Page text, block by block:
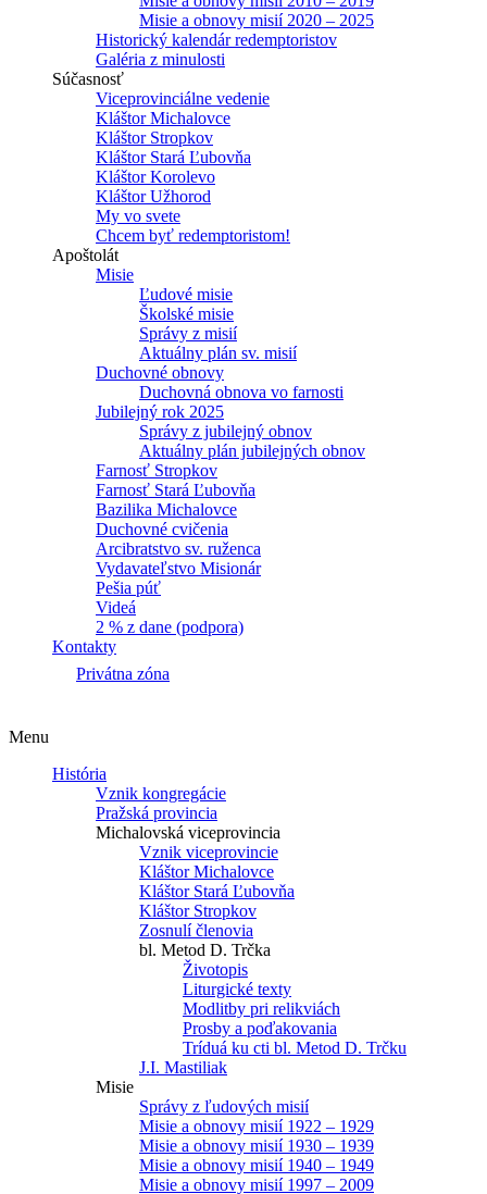
Misie a obnovy misií 2020 – 2025
Historický kalendár redemptoristov
Galéria z minulosti
Súčasnosť
Viceprovinciálne vedenie
Kláštor Michalovce
Kláštor Stropkov
Kláštor Stará Ľubovňa
Kláštor Korolevo
Kláštor Užhorod
My vo svete
Chcem byť redemptoristom!
Apoštolát
Misie
Ľudové misie
Školské misie
Správy z misií
Aktuálny plán sv. misií
Duchovné obnovy
Duchovná obnova vo farnosti
Jubilejný rok 2025
Správy z jubilejný obnov
Aktuálny plán jubilejných obnov
Farnosť Stropkov
Farnosť Stará Ľubovňa
Bazilika Michalovce
Duchovné cvičenia
Arcibratstvo sv. ruženca
Vydavateľstvo Misionár
Pešia púť
Videá
2 % z dane (podpora)
Kontakty
Privátna zóna
Menu
História
Vznik kongregácie
Pražská provincia
Michalovská viceprovincia
Vznik viceprovincie
Kláštor Michalovce
Kláštor Stará Ľubovňa
Kláštor Stropkov
Zosnulí členovia
bl. Metod D. Trčka
Životopis
Liturgické texty
Modlitby pri relikviách
Prosby a poďakovania
Tríduá ku cti bl. Metod D. Trčku
J.I. Mastiliak
Misie
Správy z ľudových misií
Misie a obnovy misií 1922 – 1929
Misie a obnovy misií 1930 – 1939
Misie a obnovy misií 1940 – 1949
Misie a obnovy misií 1997 – 2009